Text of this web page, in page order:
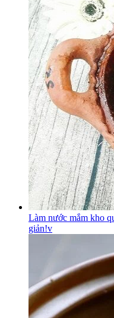
Làm nước mắm kho
giản!v